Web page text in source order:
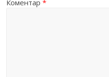
Коментар*